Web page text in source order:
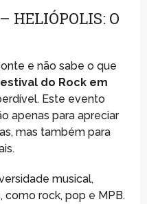
HELIÓPOLIS: O
e não sabe o que
do Rock em
Este evento
apenas para apreciar
mas também para
musical,
como rock, pop e MPB.